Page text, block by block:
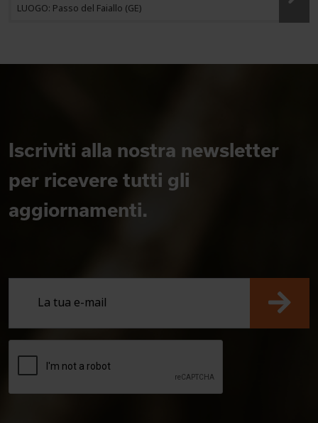
LUOGO: Passo del Faiallo (GE)
Iscriviti alla nostra newsletter
per ricevere tutti gli
aggiornamenti.